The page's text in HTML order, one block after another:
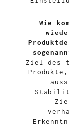
Wie
Ziel des